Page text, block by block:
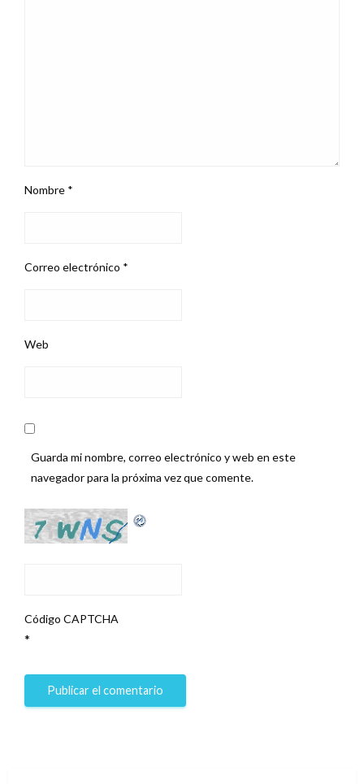
Nombre *
Correo electrónico *
Web
Guarda mi nombre, correo electrónico y web en este
navegador para la próxima vez que comente.
Código CAPTCHA
*